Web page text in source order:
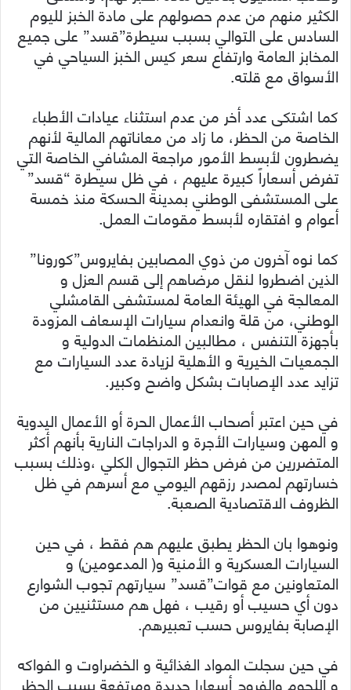
الكثير منهم من عدم حصولهم على مادة الخبز لليوم
السادس على التوالي بسبب سيطرة”قسد” على جميع
المخابز العامة وارتفاع سعر كيس الخبز السياحي في
الأسواق مع قلته.
كما اشتكى عدد أخر من عدم استثناء عيادات الأطباء
الخاصة من الحظر، ما زاد من معاناتهم المالية لأنهم
يضطرون لأبسط الأمور مراجعة المشافي الخاصة التي
تفرض أسعاراً كبيرة عليهم ، في ظل سيطرة “قسد”
على المستشفى الوطني بمدينة الحسكة منذ خمسة
أعوام و افتقاره لأبسط مقومات العمل.
كما نوه آخرون من ذوي المصابين بفايروس”كورونا”
الذين اضطروا لنقل مرضاهم إلى قسم العزل و
المعالجة في الهيئة العامة لمستشفى القامشلي
الوطني، من قلة وانعدام سيارات الإسعاف المزودة
بأجهزة التنفس ، مطالبين المنظمات الدولية و
الجمعيات الخيرية و الأهلية لزيادة عدد السيارات مع
تزايد عدد الإصابات بشكل واضح وكبير.
في حين اعتبر أصحاب الأعمال الحرة أو الأعمال اليدوية
و المهن وسيارات الأجرة و الدراجات النارية بأنهم أكثر
المتضررين من فرض حظر التجوال الكلي ،وذلك بسبب
خسارتهم لمصدر رزقهم اليومي مع أسرهم في ظل
الظروف الاقتصادية الصعبة.
ونوهوا بان الحظر يطبق عليهم هم فقط ، في حين
السيارات العسكرية و الأمنية و( المدعومين) و
المتعاونين مع قوات”قسد” سيارتهم تجوب الشوارع
دون أي حسيب أو رقيب ، فهل هم مستثنيين من
الإصابة بفايروس حسب تعبيرهم.
في حين سجلت المواد الغذائية و الخضراوت و الفواكه
و اللحوم والفروج أسعارا جديدة ومرتفعة بسبب الحظر